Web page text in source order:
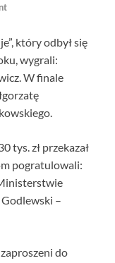
który odbył się
wygrali:
W finale
tys. zł przekazał
pogratulowali:
–
do